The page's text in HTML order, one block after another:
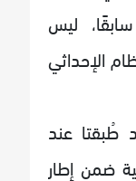
سابقًا، ليس
الإحداثي
طُبقتا عند
ضمن إطار